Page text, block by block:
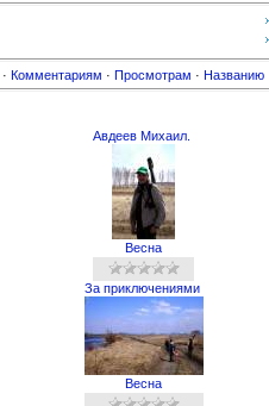
· Комментариям · Просмотрам · Названию
Авдеев Михаил.
Весна
За приключениями
Весна